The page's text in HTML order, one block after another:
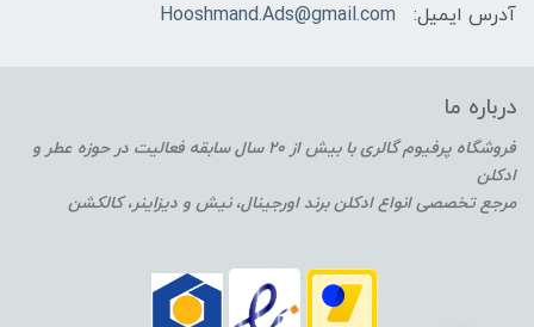
آدرس ایمیل:
Hooshmand.Ads@gmail.com
درباره ما
فروشگاه پرفیوم گالری با بیش از 20 سال سابقه فعالیت در حوزه عطر و
ادکلن
مرجع تخصصی انواع ادکلن برند اورجینال، نیش و دیزاینر، کالکشن